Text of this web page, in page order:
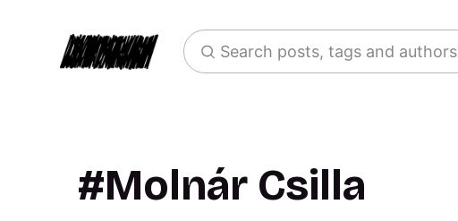
Search posts, tags and authors
Molnár Csilla